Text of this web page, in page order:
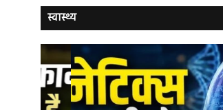
स्वास्थ्य
वैज्ञानिकों
ने
बताया
कि